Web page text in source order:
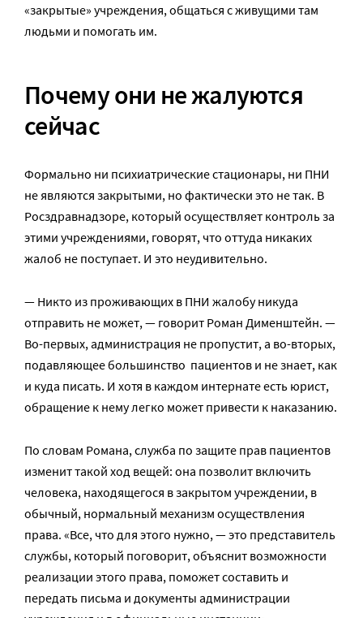
«закрытые» учреждения, общаться с живущими там
людьми и помогать им.
Почему они не жалуются
сейчас
Формально ни психиатрические стационары, ни ПНИ
не являются закрытыми, но фактически это не так. В
Росздравнадзоре, который осуществляет контроль за
этими учреждениями, говорят, что оттуда никаких
жалоб не поступает. И это неудивительно.
— Никто из проживающих в ПНИ жалобу никуда
отправить не может, — говорит Роман Дименштейн. —
Во-первых, администрация не пропустит, а во-вторых,
подавляющее большинство пациентов и не знает, как
и куда писать. И хотя в каждом интернате есть юрист,
обращение к нему легко может привести к наказанию.
По словам Романа, служба по защите прав пациентов
изменит такой ход вещей: она позволит включить
человека, находящегося в закрытом учреждении, в
обычный, нормальный механизм осуществления
права. «Все, что для этого нужно, — это представитель
службы, который поговорит, объяснит возможности
реализации этого права, поможет составить и
передать письма и документы администрации